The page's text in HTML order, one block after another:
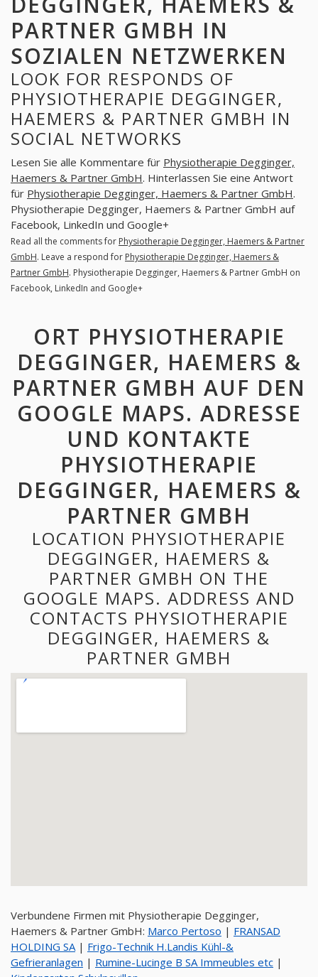
PARTNER GMBH IN
SOZIALEN NETZWERKEN
LOOK FOR RESPONDS OF
PHYSIOTHERAPIE DEGGINGER,
HAEMERS & PARTNER GMBH IN
SOCIAL NETWORKS
Lesen Sie alle Kommentare für Physiotherapie Degginger,
Haemers & Partner GmbH. Hinterlassen Sie eine Antwort
für Physiotherapie Degginger, Haemers & Partner GmbH.
Physiotherapie Degginger, Haemers & Partner GmbH auf
Facebook, LinkedIn und Google+
Read all the comments for Physiotherapie Degginger, Haemers & Partner
GmbH. Leave a respond for Physiotherapie Degginger, Haemers &
Partner GmbH. Physiotherapie Degginger, Haemers & Partner GmbH on
Facebook, LinkedIn and Google+
ORT PHYSIOTHERAPIE
DEGGINGER, HAEMERS &
PARTNER GMBH AUF DEN
GOOGLE MAPS. ADRESSE
UND KONTAKTE
PHYSIOTHERAPIE
DEGGINGER, HAEMERS &
PARTNER GMBH
LOCATION PHYSIOTHERAPIE
DEGGINGER, HAEMERS &
PARTNER GMBH ON THE
GOOGLE MAPS. ADDRESS AND
CONTACTS PHYSIOTHERAPIE
DEGGINGER, HAEMERS &
PARTNER GMBH
Verbundene Firmen mit Physiotherapie Degginger,
Haemers & Partner GmbH: Marco Pertoso | FRANSAD
HOLDING SA | Frigo-Technik H.Landis Kühl-&
Gefrieranlagen | Rumine-Lucinge B SA Immeubles etc |